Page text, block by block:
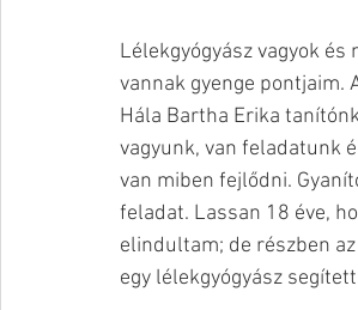
Lélekgyógyász vagyok
vannak gyenge pontjaim.
Hála Bartha Erika
vagyunk, van feladatunk
van miben fejlődni.
feladat. Lassan 18 éve,
elindultam; de részben
egy lélekgyógyász